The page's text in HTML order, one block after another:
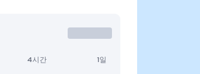
4시간 1일